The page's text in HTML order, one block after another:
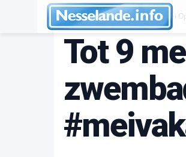
Omgeving Nesselande Tot 9 mei
Tot 9